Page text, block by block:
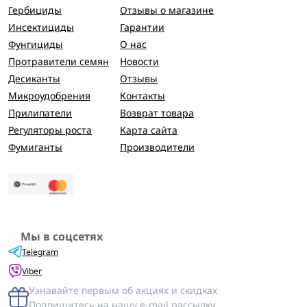
Гербициды
Инсектициды
Фунгициды
Протравители семян
Десиканты
Микроудобрения
Прилипатели
Регуляторы роста
Фумиганты
Отзывы о магазине
Гарантии
О нас
Новости
Отзывы
Контакты
Возврат товара
Карта сайта
Производители
Мы в соцсетях
Telegram
Viber
Узнавайте первым об акциях и скидках